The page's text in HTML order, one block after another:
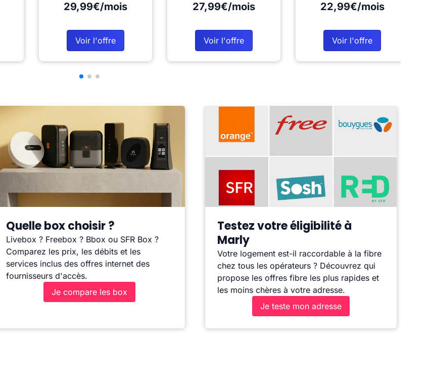
29,99€/mois
Voir l'offre
27,99€/mois
Voir l'offre
22,99€/mois
Voir l'offre
Quelle box choisir ?
Livebox ? Freebox ? Bbox ou SFR Box ?
Comparez les prix, les débits et les
services inclus des offres internet des
fournisseurs d'accès.
Je compare les box
Testez votre éligibilité à
Marly
Votre logement est-il raccordable à la fibre
chez tous les opérateurs ? Découvrez qui
propose les offres fibre les plus rapides et
les moins chères à votre adresse.
Je teste mon adresse